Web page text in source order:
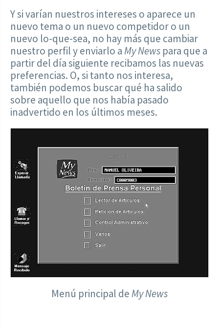
Y si varían nuestros intereses o aparece un
nuevo tema o un nuevo competidor o un
nuevo lo-que-sea, no hay más que cambiar
nuestro perfil y enviarlo aMy News para que a
partir del día siguiente recibamos las nuevas
preferencias. O, si tanto nos interesa,
también podemos buscar qué ha salido
sobre aquello que nos había pasado
inadvertido en los últimos meses.
Menú principal deMy News